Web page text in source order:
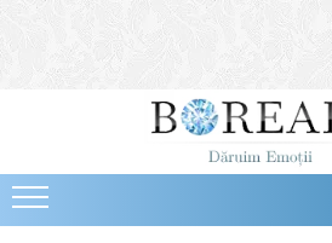
Bijuterii
Cercei
Bratari